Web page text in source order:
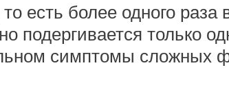
есть более одного
только
симптомы сложных